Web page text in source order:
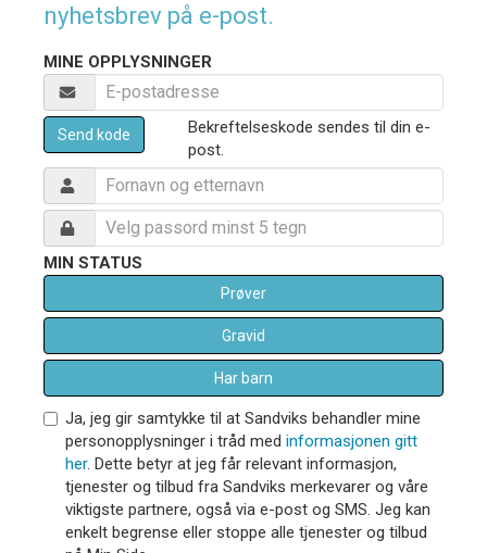
nyhetsbrev på e-post.
MINE OPPLYSNINGER
Send kode
Bekreftelseskode sendes til din e-
post.
MIN STATUS
Prøver
Gravid
Har barn
Ja, jeg gir samtykke til at Sandviks behandler mine
personopplysninger i tråd med informasjonen gitt
her. Dette betyr at jeg får relevant informasjon,
tjenester og tilbud fra Sandviks merkevarer og våre
viktigste partnere, også via e-post og SMS. Jeg kan
enkelt begrense eller stoppe alle tjenester og tilbud